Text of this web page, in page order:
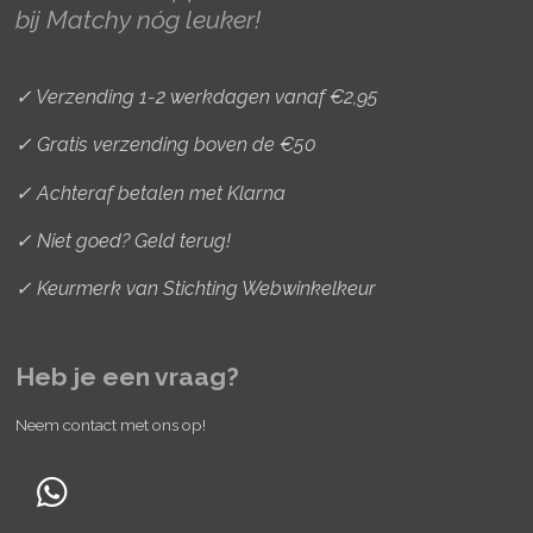
a
k
s
bij Matchy nóg leuker!
✓ Verzending 1-2 werkdagen vanaf €2,95
✓ Gratis verzending boven de €50
✓ Achteraf betalen met Klarna
✓ Niet goed? Geld terug!
✓ Keurmerk van Stichting Webwinkelkeur
Heb je een vraag?
Neem contact met ons op!
W